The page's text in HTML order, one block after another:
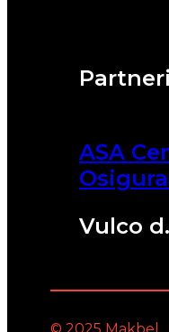
Partneri
ASA
Vulco